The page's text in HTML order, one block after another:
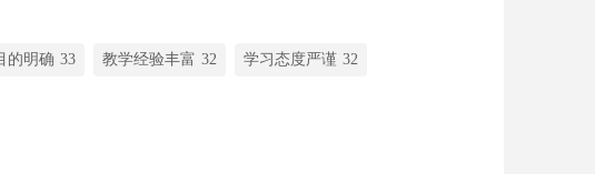
的明确 33 教学经验丰富 32 学习态度严谨 32